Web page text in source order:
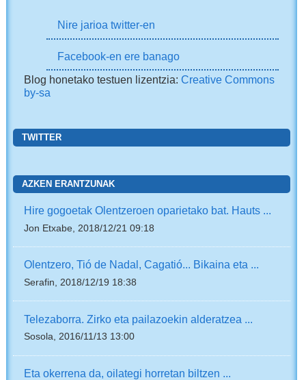
Nire jarioa twitter-en
Facebook-en ere banago
Blog honetako testuen lizentzia:Creative Commons
by-sa
TWITTER
AZKEN ERANTZUNAK
Hire gogoetak Olentzeroen oparietako bat. Hauts ...
Jon Etxabe, 2018/12/21 09:18
Olentzero, Tió de Nadal, Cagatió... Bikaina eta ...
Serafin, 2018/12/19 18:38
Telezaborra. Zirko eta pailazoekin alderatzea ...
Sosola, 2016/11/13 13:00
Eta okerrena da, oilategi horretan biltzen ...